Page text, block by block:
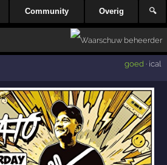
Community Overig 🔍
goed· ical